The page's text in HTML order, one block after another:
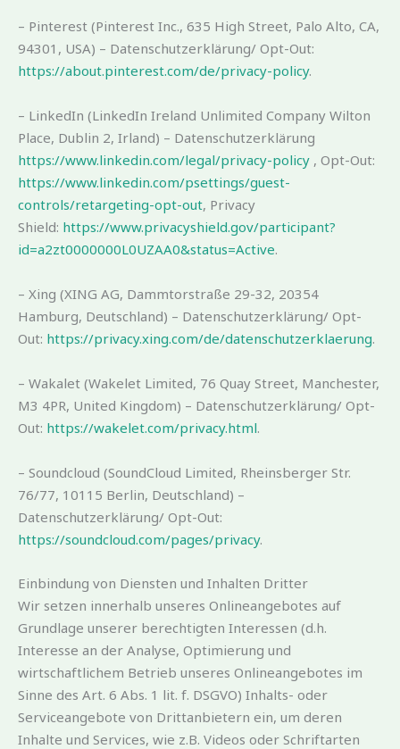
– Pinterest (Pinterest Inc., 635 High Street, Palo Alto, CA,
94301, USA) – Datenschutzerklärung/ Opt-Out:
https://about.pinterest.com/de/privacy-policy.
– LinkedIn (LinkedIn Ireland Unlimited Company Wilton
Place, Dublin 2, Irland) – Datenschutzerklärung
https://www.linkedin.com/legal/privacy-policy , Opt-Out:
https://www.linkedin.com/psettings/guest-
controls/retargeting-opt-out, Privacy
Shield: https://www.privacyshield.gov/participant?
id=a2zt0000000L0UZAA0&status=Active.
– Xing (XING AG, Dammtorstraße 29-32, 20354
Hamburg, Deutschland) – Datenschutzerklärung/ Opt-
Out: https://privacy.xing.com/de/datenschutzerklaerung.
– Wakalet (Wakelet Limited, 76 Quay Street, Manchester,
M3 4PR, United Kingdom) – Datenschutzerklärung/ Opt-
Out: https://wakelet.com/privacy.html.
– Soundcloud (SoundCloud Limited, Rheinsberger Str.
76/77, 10115 Berlin, Deutschland) –
Datenschutzerklärung/ Opt-Out:
https://soundcloud.com/pages/privacy.
Einbindung von Diensten und Inhalten Dritter
Wir setzen innerhalb unseres Onlineangebotes auf
Grundlage unserer berechtigten Interessen (d.h.
Interesse an der Analyse, Optimierung und
wirtschaftlichem Betrieb unseres Onlineangebotes im
Sinne des Art. 6 Abs. 1 lit. f. DSGVO) Inhalts- oder
Serviceangebote von Drittanbietern ein, um deren
Inhalte und Services, wie z.B. Videos oder Schriftarten